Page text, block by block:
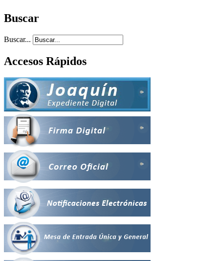
Buscar
Buscar...
Accesos Rápidos